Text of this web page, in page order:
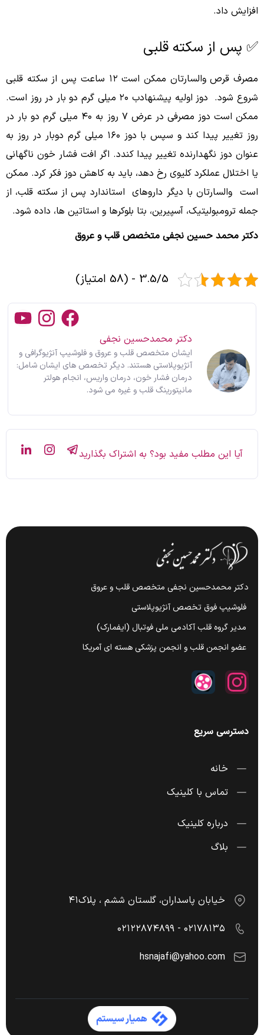
افزایش داد.
✅ پس از سکته قلبی
مصرف قرص والسارتان ممکن است ۱۲ ساعت پس از سکته قلبی
شروع شود. دوز اولیه پیشنهادب ۲۰ میلی گرم دو بار در روز است.
ممکن است دوز مصرفی در عرض ۷ روز به ۴۰ میلی گرم دو بار در
روز تغییر پیدا کند و سپس با دوز ۱۶۰ میلی گرم دوبار در روز به
عنوان دوز نگهدارنده تغییر پیدا کندد. اگر افت فشار خون ناگهانی
یا اختلال عملکرد کلیوی رخ دهد، باید به کاهش دوز فکر کرد. ممکن
است والسارتان با دیگر داروهاى استاندارد پس از سکته قلب، از
جمله ترومبولیتیک، آسپیرین، بتا بلوکرها و استاتین ها، داده شود.
دکتر محمد حسین نجفی متخصص قلب و عروق
3.5/5 - (58 امتیاز)
دکتر محمدحسین نجفی
ایشان متخصص قلب و عروق و فلوشیپ آنژیوگرافی و
آنژیوپلاستی هستند. دیگر تخصص های ایشان شامل:
درمان فشار خون، درمان واریس، انجام هولتر
مانیتورینگ قلب و غیره می شود.
آیا این مطلب مفید بود؟ به اشتراک بگذارید
دکتر محمدحسین نجفی متخصص قلب و عروق
فلوشیپ فوق تخصص آنژیوپلاستی
مدیر گروه قلب آکادمی ملی فوتبال (ایفمارک)
عضو انجمن قلب و انجمن پزشکی هسته ای آمریکا
دسترسی سریع
خانه
تماس با کلینیک
درباره کلینیک
بلاگ
خیابان پاسداران، گلستان ششم ، پلاک۴۱
۰۲۱۷۸۱۳۵ - ۰۲۱۲۲۸۷۴۸۹۹
hsnajafi@yahoo.com